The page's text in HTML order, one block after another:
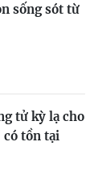
sống sót từ
tử kỳ lạ cho
tồn tại